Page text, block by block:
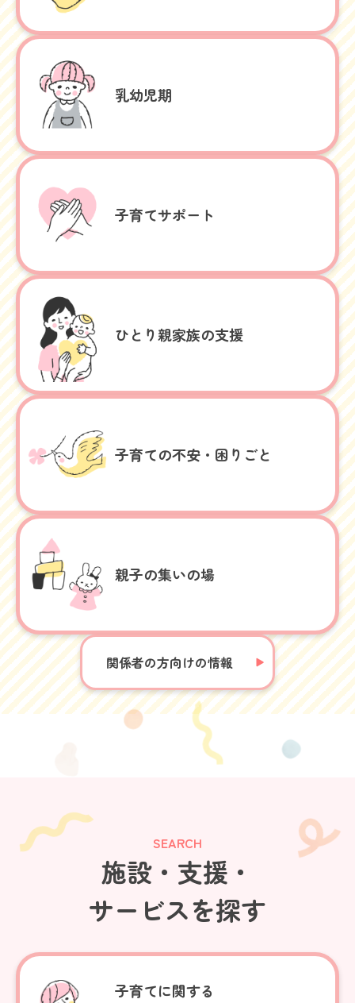
乳幼児期
子育てサポート
ひとり親家族の支援
子育ての不安・困りごと
親子の集いの場
関係者の方向けの情報
SEARCH
施設・支援・
サービスを探す
子育てに関する